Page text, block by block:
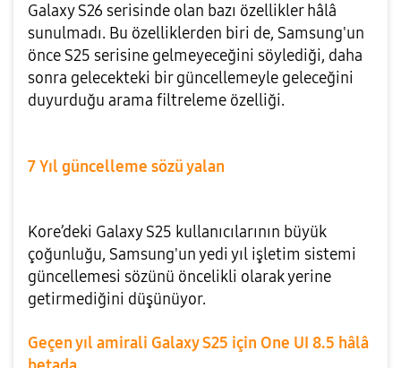
Galaxy S26 serisinde olan bazı özellikler hâlâ
sunulmadı. Bu özelliklerden biri de, Samsung'un
önce S25 serisine gelmeyeceğini söylediği, daha
sonra gelecekteki bir güncellemeyle geleceğini
duyurduğu arama filtreleme özelliği.
7 Yıl güncelleme sözü yalan
Kore’deki Galaxy S25 kullanıcılarının büyük
çoğunluğu, Samsung'un yedi yıl işletim sistemi
güncellemesi sözünü öncelikli olarak yerine
getirmediğini düşünüyor.
Geçen yıl amirali Galaxy S25 için One UI 8.5 hâlâ